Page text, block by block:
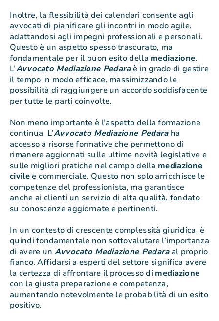
Inoltre, la flessibilità dei calendari consente agli
avvocati di pianificare gli incontri in modo agile,
adattandosi agli impegni professionali e personali.
Questo è un aspetto spesso trascurato, ma
fondamentale per il buon esito della mediazione.
L’Avvocato Mediazione Pedaraè in grado di gestire
il tempo in modo efficace, massimizzando le
possibilità di raggiungere un accordo soddisfacente
per tutte le parti coinvolte.
Non meno importante è l’aspetto della formazione
continua. L’Avvocato Mediazione Pedaraha
accesso a risorse formative che permettono di
rimanere aggiornati sulle ultime novità legislative e
sulle migliori pratiche nel campo della mediazione
civilee commerciale. Questo non solo arricchisce le
competenze del professionista, ma garantisce
anche ai clienti un servizio di alta qualità, fondato
su conoscenze aggiornate e pertinenti.
In un contesto di crescente complessità giuridica, è
quindi fondamentale non sottovalutare l’importanza
di avere un Avvocato Mediazione Pedaraal proprio
fianco. Affidarsi a esperti del settore significa avere
la certezza di affrontare il processo di mediazione
con la giusta preparazione e competenza,
aumentando notevolmente le probabilità di un esito
positivo.